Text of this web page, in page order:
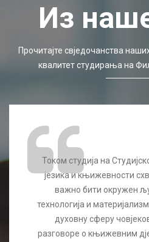
Из
Прочитајте свједочанства
квалитет студирања на
Током студија на
језика и књижевности
важно бити окружен
технологија и
духовну сферу
разговоре о књижевним